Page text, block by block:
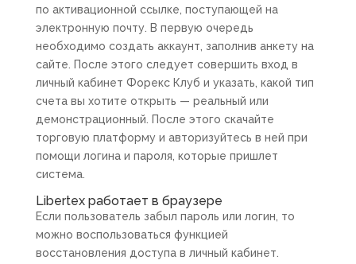
по активационной ссылке, поступающей на
электронную почту. В первую очередь
необходимо создать аккаунт, заполнив анкету на
сайте. После этого следует совершить вход в
личный кабинет Форекс Клуб и указать, какой тип
счета вы хотите открыть — реальный или
демонстрационный. После этого скачайте
торговую платформу и авторизуйтесь в ней при
помощи логина и пароля, которые пришлет
система.
Libertex работает в браузере
Если пользователь забыл пароль или логин, то
можно воспользоваться функцией
восстановления доступа в личный кабинет.